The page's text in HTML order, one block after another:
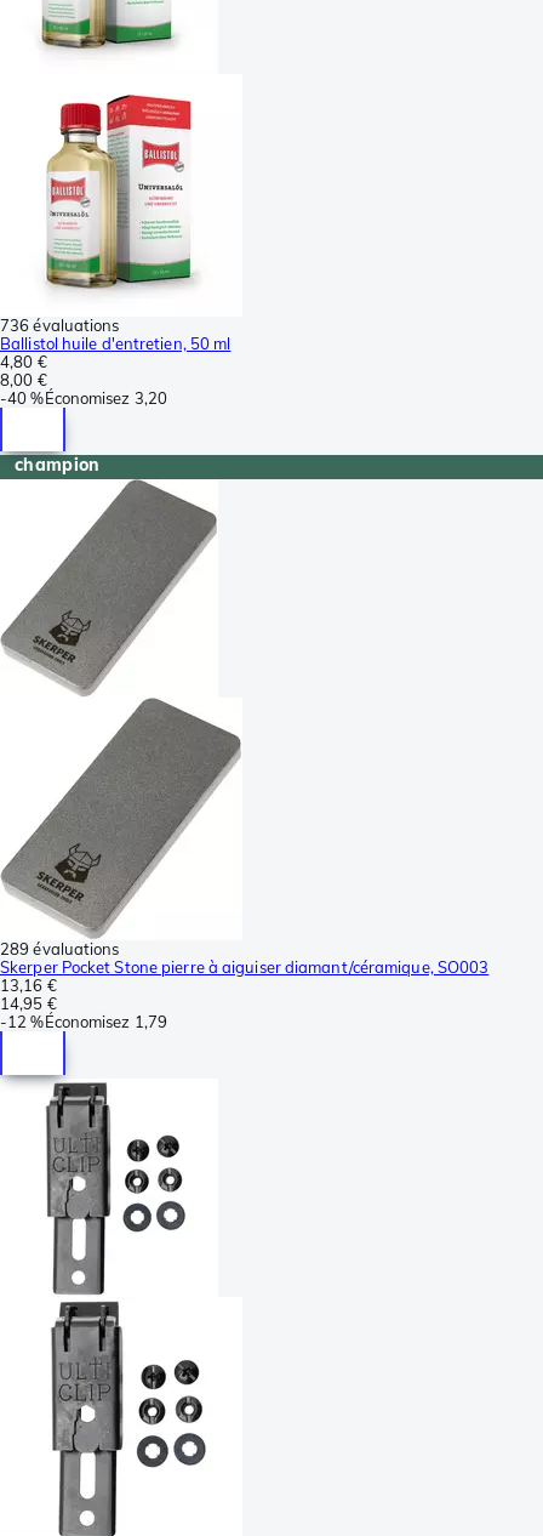
736 évaluations
Ballistol huile d'entretien, 50 ml
4,80 €
8,00 €
-40 %Économisez 3,20
champion
289 évaluations
Skerper Pocket Stone pierre à aiguiser diamant/céramique, SO003
13,16 €
14,95 €
-12 %Économisez 1,79